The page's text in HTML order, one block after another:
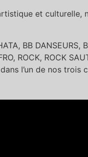
et culturelle,
BB DANSEURS,
ROCK, ROCK
dans l’un de nos